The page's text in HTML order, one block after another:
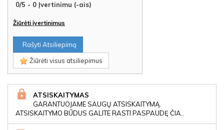
0/5 - 0 Įvertinimu (-ais)
Žiūrėti įvertinimus
Rašyti Atsiliepimą
Žiūrėti visus atsiliepimus
ATSISKAITYMAS
GARANTUOJAME SAUGŲ ATSISKAITYMĄ.
ATSISKAITYMO BŪDUS GALITE RASTI PASPAUDĘ ČIA..